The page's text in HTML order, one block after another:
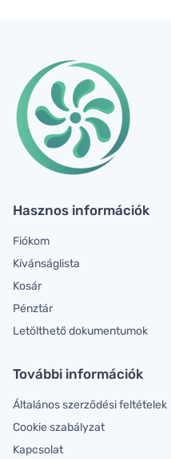
Hasznos információk
Fiókom
Kívánságlista
Kosár
Pénztár
Letölthető dokumentumok
További információk
Általános szerződési feltételek
Cookie szabályzat
Kapcsolat